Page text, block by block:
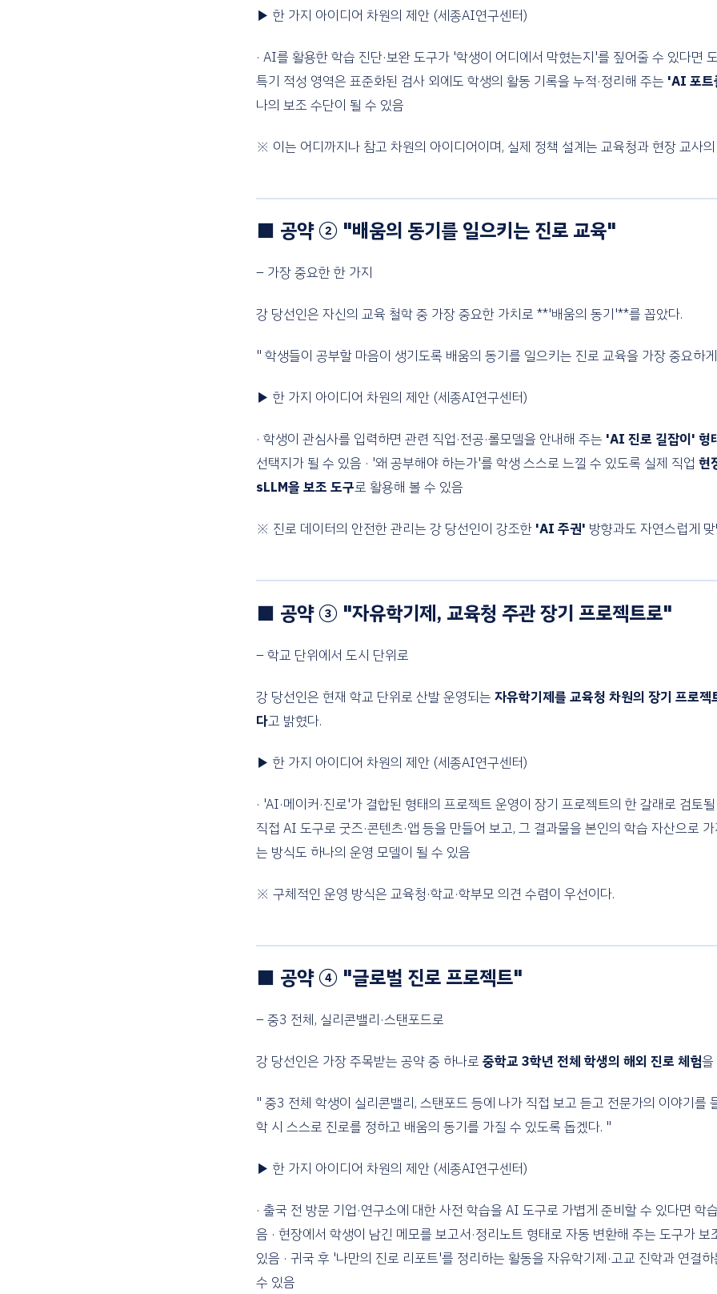
▶ 한 가지 아이디어 차원의 제안 (세종AI연구센터)
· AI를 활용한 학습 진단·보완 도구가 '학생이 어디에서 막혔는지'를 짚어줄 수 있다면
특기 적성 영역은 표준화된 검사 외에도 학생의 활동 기록을 누적·정리해 주는 'AI 포트
나의 보조 수단이 될 수 있음
※ 이는 어디까지나 참고 차원의 아이디어이며, 실제 정책 설계는 교육청과 현장 교사
■ 공약 ② "배움의 동기를 일으키는 진로 교육"
– 가장 중요한 한 가지
강 당선인은 자신의 교육 철학 중 가장 중요한 가치로 **'배움의 동기'**를 꼽았다.
" 학생들이 공부할 마음이 생기도록 배움의 동기를 일으키는 진로 교육을 가장 중요하
▶ 한 가지 아이디어 차원의 제안 (세종AI연구센터)
· 학생이 관심사를 입력하면 관련 직업·전공·롤모델을 안내해 주는 'AI 진로 길잡이' 형
선택지가 될 수 있음 · '왜 공부해야 하는가'를 학생 스스로 느낄 수 있도록 실제 직업 현
sLLM을 보조 도구로 활용해 볼 수 있음
※ 진로 데이터의 안전한 관리는 강 당선인이 강조한 'AI 주권' 방향과도 자연스럽게
■ 공약 ③ "자유학기제, 교육청 주관 장기 프로젝트로"
– 학교 단위에서 도시 단위로
강 당선인은 현재 학교 단위로 산발 운영되는 자유학기제를 교육청 차원의 장기 프로젝
다고 밝혔다.
▶ 한 가지 아이디어 차원의 제안 (세종AI연구센터)
· 'AI·메이커·진로'가 결합된 형태의 프로젝트 운영이 장기 프로젝트의 한 갈래로 검토
직접 AI 도구로 굿즈·콘텐츠·앱 등을 만들어 보고, 그 결과물을 본인의 학습 자산으로
는 방식도 하나의 운영 모델이 될 수 있음
※ 구체적인 운영 방식은 교육청·학교·학부모 의견 수렴이 우선이다.
■ 공약 ④ "글로벌 진로 프로젝트"
– 중3 전체, 실리콘밸리·스탠포드로
강 당선인은 가장 주목받는 공약 중 하나로 중학교 3학년 전체 학생의 해외 진로 체험을
" 중3 전체 학생이 실리콘밸리, 스탠포드 등에 나가 직접 보고 듣고 전문가의 이야기를
학 시 스스로 진로를 정하고 배움의 동기를 가질 수 있도록 돕겠다. "
▶ 한 가지 아이디어 차원의 제안 (세종AI연구센터)
· 출국 전 방문 기업·연구소에 대한 사전 학습을 AI 도구로 가볍게 준비할 수 있다면 학
음 · 현장에서 학생이 남긴 메모를 보고서·정리노트 형태로 자동 변환해 주는 도구가 보
있음 · 귀국 후 '나만의 진로 리포트'를 정리하는 활동을 자유학기제·고교 진학과 연결
수 있음